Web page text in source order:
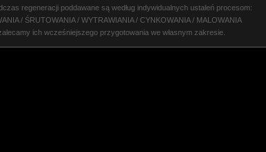
regeneracji poddawane są według indywidualnych ustaleń procesom:
/ ŚRUTOWANIA / WYTRAWIANIA / CYNKOWANIA / MALOWANIA
ich wcześniejszego przygotowania we własnym zakresie.